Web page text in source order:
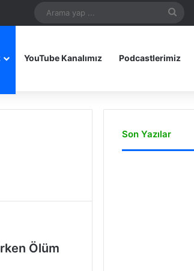
iOS Uygulamamız
Android Uygulamamız
...
YouTube Kanalımız Podcastlerimiz
Ölüm
Son Yazılar